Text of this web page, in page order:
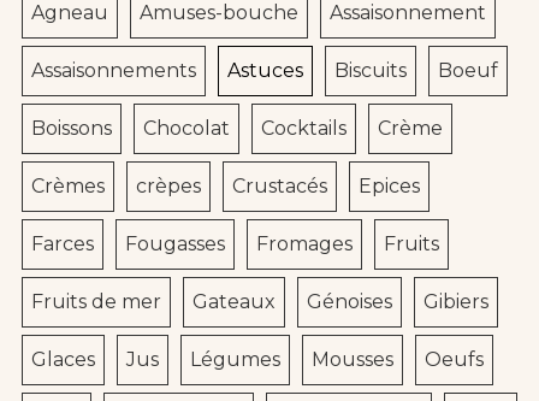
Agneau Amuses-bouche Assaisonnement
Assaisonnements Astuces Biscuits Boeuf
Boissons Chocolat Cocktails Crème
Crèmes crèpes Crustacés Epices
Farces Fougasses Fromages Fruits
Fruits de mer Gateaux Génoises Gibiers
Glaces Jus Légumes Mousses Oeufs